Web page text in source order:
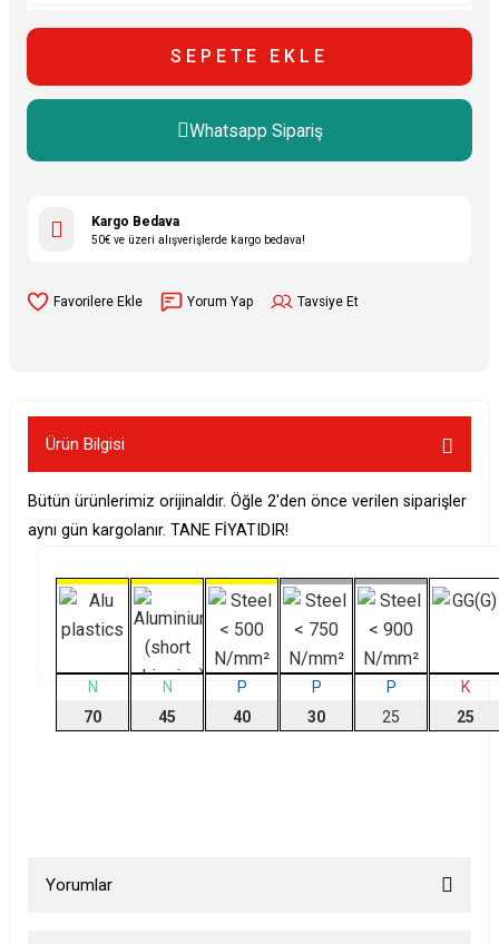
SEPETE EKLE
Whatsapp Sipariş
Kargo Bedava
50€ ve üzeri alışverişlerde kargo bedava!
Yorum Yap Tavsiye Et
Ürün Bilgisi
Bütün ürünlerimiz orijinaldir. Öğle 2'den önce verilen siparişler
aynı gün kargolanır. TANE FİYATIDIR!
N
70
N
45
P
40
P
30
P
25
K
25
Yorumlar